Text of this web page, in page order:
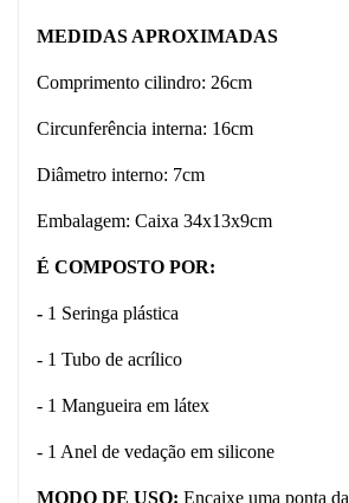
MEDIDAS APROXIMADAS
Comprimento cilindro: 26cm
Circunferência interna: 16cm
Diâmetro interno: 7cm
Embalagem: Caixa 34x13x9cm
É COMPOSTO POR:
- 1 Seringa plástica
- 1 Tubo de acrílico
- 1 Mangueira em látex
- 1 Anel de vedação em silicone
MODO DE USO: Encaixe uma ponta